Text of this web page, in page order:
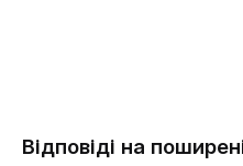
Відповіді на